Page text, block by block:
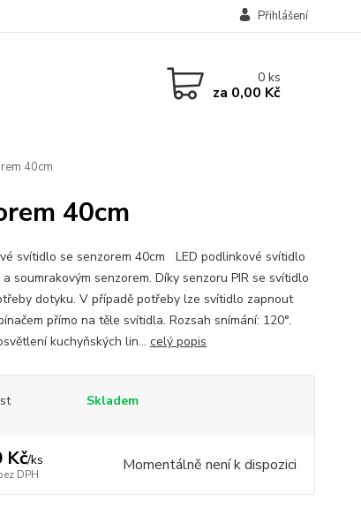
Přihlášení
0ks
za 0,00 Kč
40cm
40cm
svítidlo se senzorem 40cm LED podlinkové svítidlo
soumrakovým senzorem. Díky senzoru PIR se svítidlo
dotyku. V případě potřeby lze svítidlo zapnout
přímo na těle svítidla. Rozsah snímání: 120°.
kuchyňských lin... celý popis
Skladem
Kč/ks
DPH Momentálně není k dispozici